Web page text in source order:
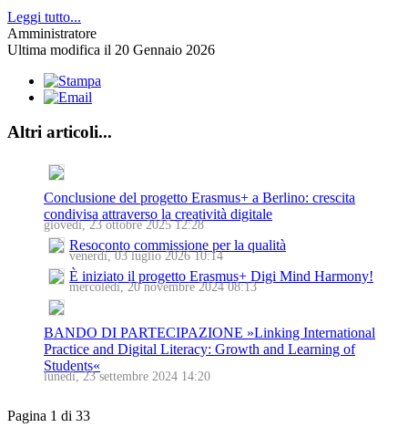
Leggi tutto...
Amministratore
Ultima modifica il 20 Gennaio 2026
Altri articoli...
Conclusione del progetto Erasmus+ a Berlino: crescita
condivisa attraverso la creatività digitale
giovedì, 23 ottobre 2025 12:28
Resoconto commissione per la qualità
venerdì, 03 luglio 2026 10:14
È iniziato il progetto Erasmus+ Digi Mind Harmony!
mercoledì, 20 novembre 2024 08:13
BANDO DI PARTECIPAZIONE »Linking International
Practice and Digital Literacy: Growth and Learning of
Students«
lunedì, 23 settembre 2024 14:20
Pagina 1 di 33